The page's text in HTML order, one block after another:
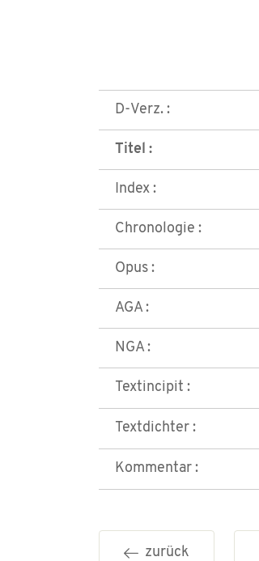
D-Verz. :
Titel :
Index :
Chronologie :
Opus :
AGA :
NGA :
Textincipit :
Textdichter :
Kommentar :
zurück